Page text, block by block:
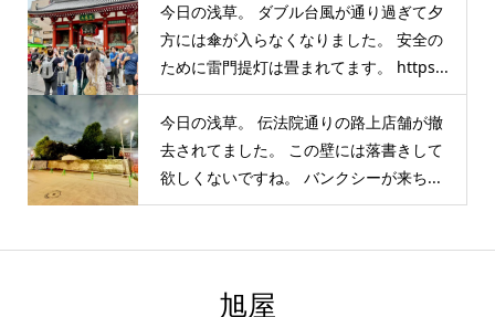
今日の浅草。 ダブル台風が通り過ぎて夕
方には傘が入らなくなりました。 安全の
ために雷門提灯は畳まれてます。 https...
今日の浅草。 伝法院通りの路上店舗が撤
去されてました。 この壁には落書きして
欲しくないですね。 バンクシーが来ち...
旭屋